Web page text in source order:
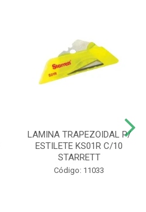
LAMINA TRAPEZOIDAL P/
ESTILETE KS01R C/10
STARRETT
Código: 11033